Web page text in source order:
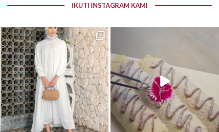
IKUTI INSTAGRAM KAMI